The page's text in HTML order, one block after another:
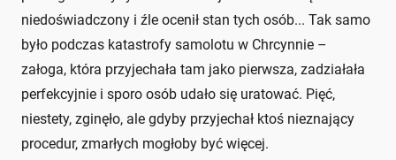
niedoświadczony i źle ocenił stan tych osób... Tak samo
było podczas katastrofy samolotu w Chrcynnie –
załoga, która przyjechała tam jako pierwsza, zadziałała
perfekcyjnie i sporo osób udało się uratować. Pięć,
niestety, zginęło, ale gdyby przyjechał ktoś nieznający
procedur, zmarłych mogłoby być więcej.